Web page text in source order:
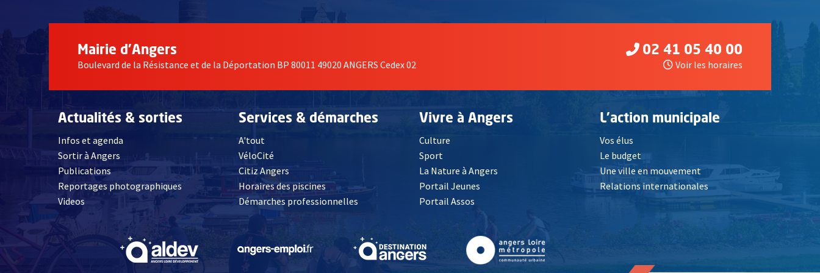
Mairie d'Angers
Boulevard de la Résistance et de la Déportation BP 80011 49020 ANGERS Cedex 02
02 41 05 40 00
Voir les horaires
Actualités & sorties
Infos et agenda
Sortir à Angers
Publications
Reportages photographiques
Videos, Ouvre une nouvelle fenêtre
Services & démarches
A'tout
VéloCité
Citiz Angers , Ouvre une nouvelle fenêtre
Horaires des piscines
Démarches professionnelles
Vivre à Angers
Culture
Sport
La Nature à Angers
Portail Jeunes
Portail Assos
L'action municipale
Vos élus
Le budget
Une ville en mouvement
Relations internationales
, Ouvre une nouvelle fenêtre , Ouvre une nouvelle fenêtre , Ouvre une nouvelle fenêtre, Ouvre une nouvelle fenêtre